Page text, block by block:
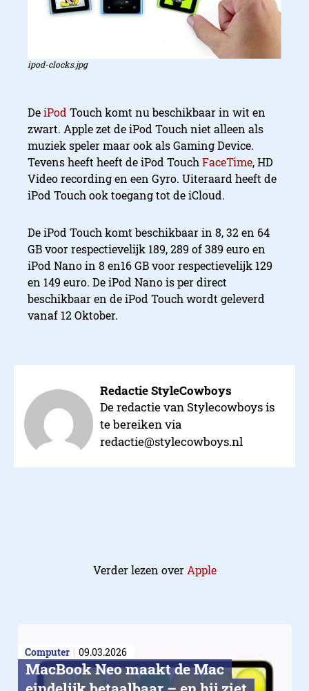
ipod-clocks.jpg
DeiPod Touch komt nu beschikbaar in wit en
zwart. Apple zet de iPod Touch niet alleen als
muziek speler maar ook als Gaming Device.
Tevens heeft heeft de iPod TouchFaceTime, HD
Video recording en een Gyro. Uiteraard heeft de
iPod Touch ook toegang tot de iCloud.
De iPod Touch komt beschikbaar in 8, 32 en 64
GB voor respectievelijk 189, 289 of 389 euro en
iPod Nano in 8 en16 GB voor respectievelijk 129
en 149 euro. De iPod Nano is per direct
beschikbaar en de iPod Touch wordt geleverd
vanaf 12 Oktober.
Redactie StyleCowboys
De redactie van Stylecowboys is
te bereiken via
redactie@stylecowboys.nl
Verder lezen over Apple
Computer 09.03.2026
MacBook Neo maakt de Mac